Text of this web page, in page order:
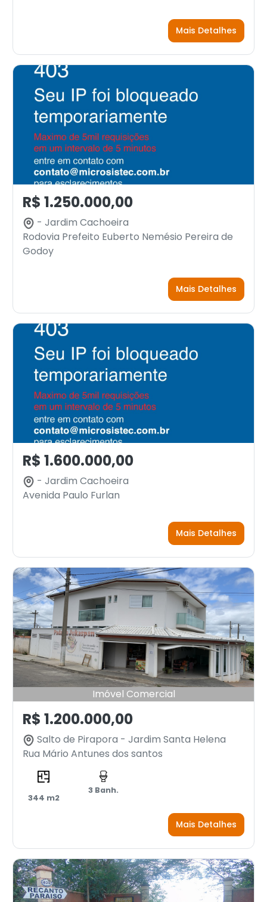
Mais Detalhes
R$ 1.250.000,00
- Jardim Cachoeira
Rodovia Prefeito Euberto Nemésio Pereira de
Godoy
Mais Detalhes
R$ 1.600.000,00
- Jardim Cachoeira
Avenida Paulo Furlan
Mais Detalhes
Imóvel Comercial
R$ 1.200.000,00
Salto de Pirapora - Jardim Santa Helena
Rua Mário Antunes dos santos
344 m2
3 Banh.
Mais Detalhes